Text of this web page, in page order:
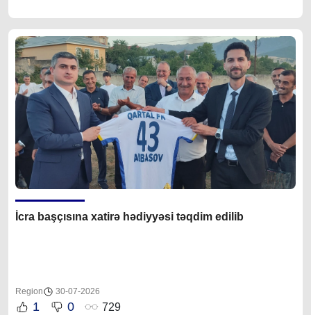
İcra başçısına xatirə hədiyyəsi təqdim edilib
Region 30-07-2026
1 0 729